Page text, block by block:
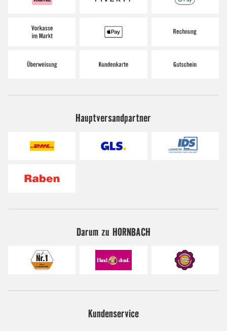
Hauptversandpartner
Darum zu HORNBACH
Kundenservice